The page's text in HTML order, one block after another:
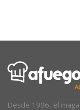
Desde 1996, el